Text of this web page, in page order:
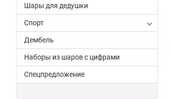
Шары для дедушки
Спорт
Дембель
Наборы из шаров с цифрами
Спецпредложение